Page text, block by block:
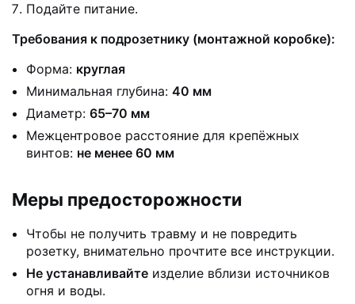
Подайте питание.
Требования к подрозетнику (монтажной коробке):
Форма: круглая
Минимальная глубина: 40 мм
Диаметр: 65–70 мм
Межцентровое расстояние для крепёжных
винтов: не менее 60 мм
Меры предосторожности
Чтобы не получить травму и не повредить
розетку, внимательно прочтите все инструкции.
Не устанавливайте изделие вблизи источников
огня и воды.